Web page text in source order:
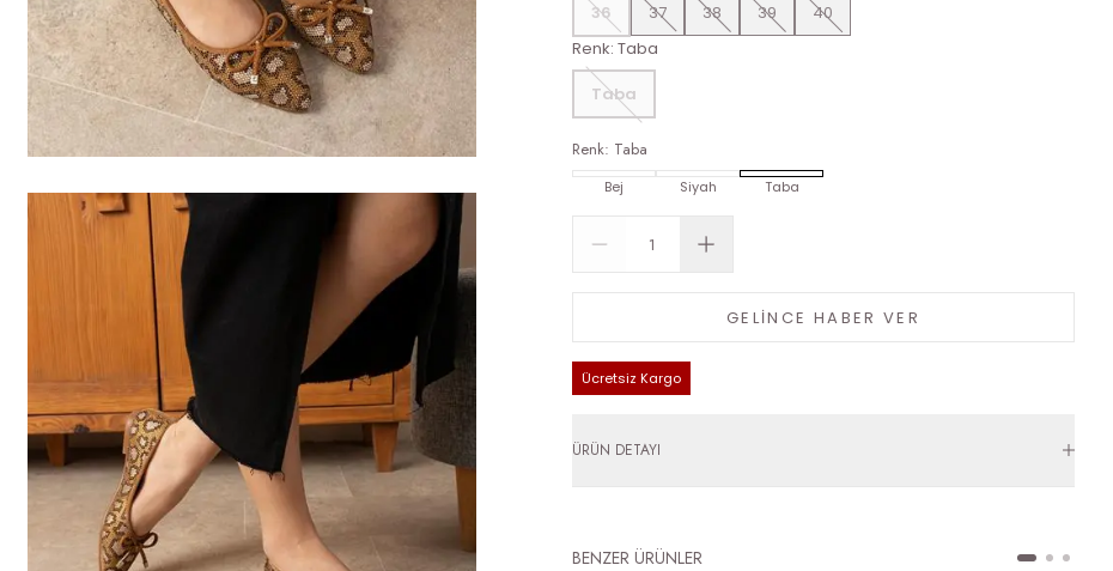
36
37 38 39
40
Renk: Taba
Taba
Renk: Taba
Bej Siyah Taba
GELİNCE HABER VER
Ücretsiz Kargo
ÜRÜN DETAYI
BENZER ÜRÜNLER